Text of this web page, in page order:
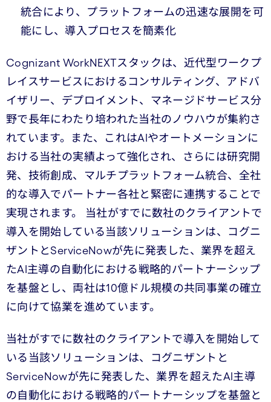
統合により、プラットフォームの迅速な展開を可
能にし、導入プロセスを簡素化
Cognizant WorkNEXTスタックは、近代型ワークプ
レイスサービスにおけるコンサルティング、アドバ
イザリー、デプロイメント、マネージドサービス分
野で長年にわたり培われた当社のノウハウが集約さ
れています。また、これはAIやオートメーションに
おける当社の実績よって強化され、さらには研究開
発、技術創成、マルチプラットフォーム統合、全社
的な導入でパートナー各社と緊密に連携することで
実現されます。 当社がすでに数社のクライアントで
導入を開始している当該ソリューションは、コグニ
ザントとServiceNowが先に発表した、業界を超え
たAI主導の自動化における戦略的パートナーシップ
を基盤とし、両社は10億ドル規模の共同事業の確立
に向けて協業を進めています。
当社がすでに数社のクライアントで導入を開始して
いる当該ソリューションは、コグニザントと
ServiceNowが先に発表した、業界を超えたAI主導
の自動化における戦略的パートナーシップを基盤と